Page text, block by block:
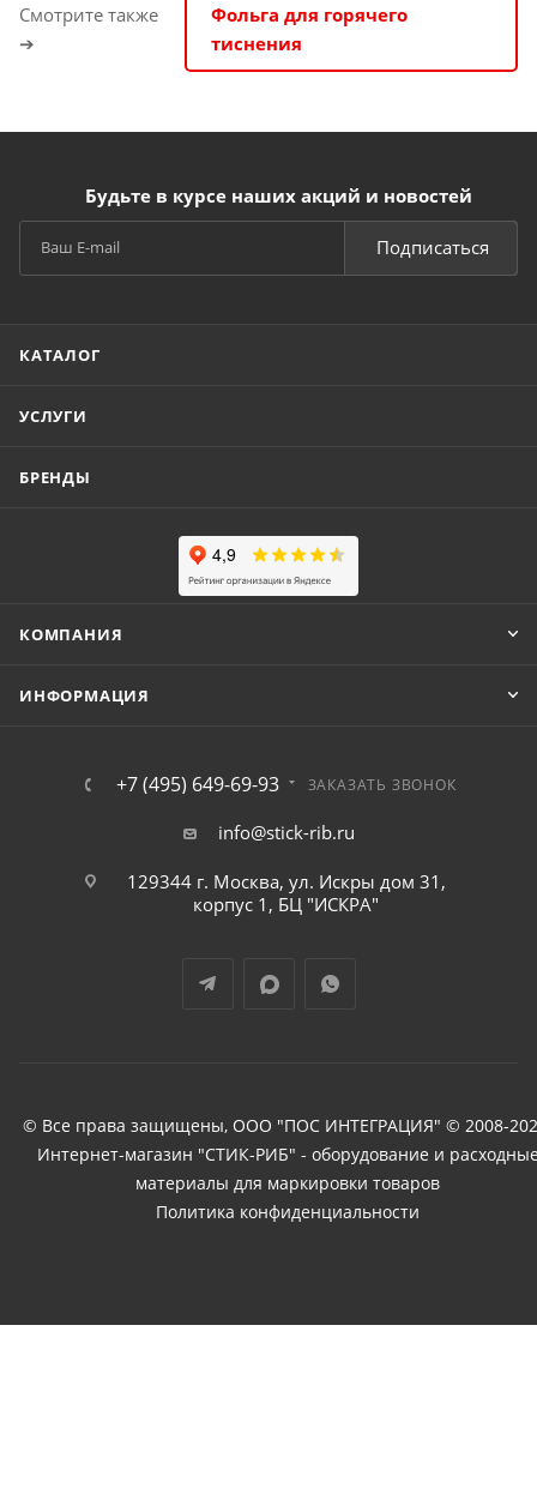
Смотрите также
➔
Фольга для горячего
тиснения
Будьте в курсе наших акций и новостей
Подписаться
КАТАЛОГ
УСЛУГИ
БРЕНДЫ
КОМПАНИЯ
ИНФОРМАЦИЯ
+7 (495) 649-69-93 ЗАКАЗАТЬ ЗВОНОК
info@stick-rib.ru
129344 г. Москва, ул. Искры дом 31,
корпус 1, БЦ "ИСКРА"
© Все права защищены, ООО "ПОС ИНТЕГРАЦИЯ" © 2008-
Интернет-магазин "СТИК-РИБ" - оборудование и
материалы для маркировки товаров
Политика конфиденциальности